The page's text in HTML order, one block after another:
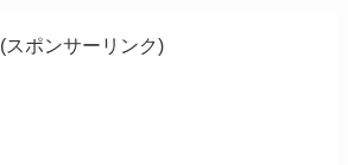
(スポンサーリンク)